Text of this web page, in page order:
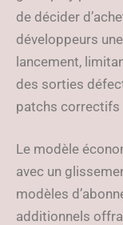
de décider
développeurs
lancement,
des sorties
patchs correctifs
Le modèle
avec un
modèles
additionnels